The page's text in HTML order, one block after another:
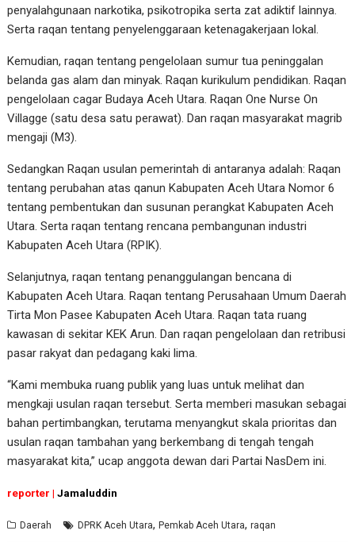
penyalahgunaan narkotika, psikotropika serta zat adiktif lainnya.
Serta raqan tentang penyelenggaraan ketenagakerjaan lokal.
Kemudian, raqan tentang pengelolaan sumur tua peninggalan
belanda gas alam dan minyak. Raqan kurikulum pendidikan. Raqan
pengelolaan cagar Budaya Aceh Utara. Raqan One Nurse On
Villagge (satu desa satu perawat). Dan raqan masyarakat magrib
mengaji (M3).
Sedangkan Raqan usulan pemerintah di antaranya adalah: Raqan
tentang perubahan atas qanun Kabupaten Aceh Utara Nomor 6
tentang pembentukan dan susunan perangkat Kabupaten Aceh
Utara. Serta raqan tentang rencana pembangunan industri
Kabupaten Aceh Utara (RPIK).
Selanjutnya, raqan tentang penanggulangan bencana di
Kabupaten Aceh Utara. Raqan tentang Perusahaan Umum Daerah
Tirta Mon Pasee Kabupaten Aceh Utara. Raqan tata ruang
kawasan di sekitar KEK Arun. Dan raqan pengelolaan dan retribusi
pasar rakyat dan pedagang kaki lima.
“Kami membuka ruang publik yang luas untuk melihat dan
mengkaji usulan raqan tersebut. Serta memberi masukan sebagai
bahan pertimbangkan, terutama menyangkut skala prioritas dan
usulan raqan tambahan yang berkembang di tengah tengah
masyarakat kita,” ucap anggota dewan dari Partai NasDem ini.
reporter | Jamaluddin
Daerah DPRK Aceh Utara,Pemkab Aceh Utara,raqan